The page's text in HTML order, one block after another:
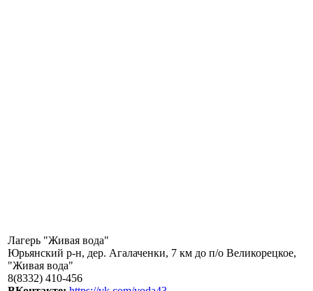
Лагерь "Живая вода"
Юрьянский р-н, дер. Агалаченки, 7 км до п/о Великорецкое,
"Живая вода"
8(8332) 410-456